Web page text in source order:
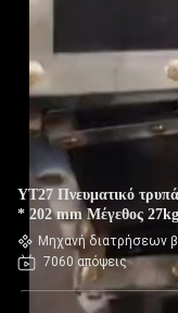
YT27 Πνευματικό
* 202 mm Μέγεθος
τρύπωσης 34-45mm
Μηχανή διατρήσεων
7060 απόψεις